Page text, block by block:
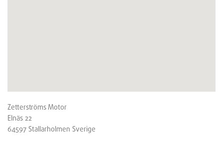
Zetterströms Motor
Elnäs 22
64597 Stallarholmen Sverige